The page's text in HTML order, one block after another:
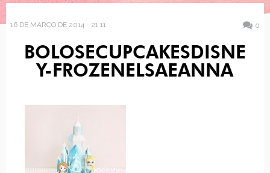
16 DE MARÇO DE 2014 - 21:11 0
BOLOSECUPCAKESDISNE
Y-FROZENELSAEANNA